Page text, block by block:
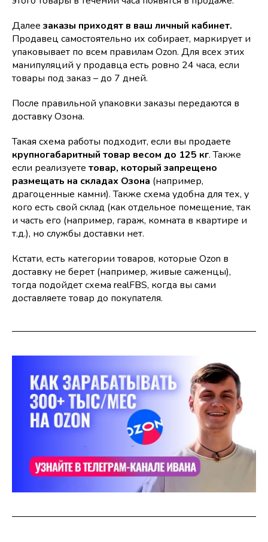
Далеезаказы приходят в ваш личный кабинет.
Продавец самостоятельно их собирает, маркирует и
упаковывает по всем правилам Ozon. Для всех этих
манипуляций у продавца есть ровно 24 часа, если
товары под заказ – до 7 дней.
После правильной упаковки заказы передаются в
доставку Озона.
Такая схема работы подходит, если вы продаете
крупногабаритный товар весом до 125 кг. Также
если реализуете товар, который запрещено
размещать на складах Озона (например,
драгоценные камни). Также схема удобна для тех, у
кого есть свой склад (как отдельное помещение, так
и часть его (например, гараж, комната в квартире и
т.д.), но службы доставки нет.
Кстати, есть категории товаров, которые Ozon в
доставку не берет (например, живые саженцы),
тогда подойдет схема realFBS, когда вы сами
доставляете товар до покупателя.